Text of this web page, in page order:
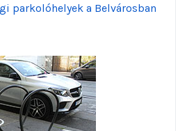
parkolóhelyek a Belvárosban